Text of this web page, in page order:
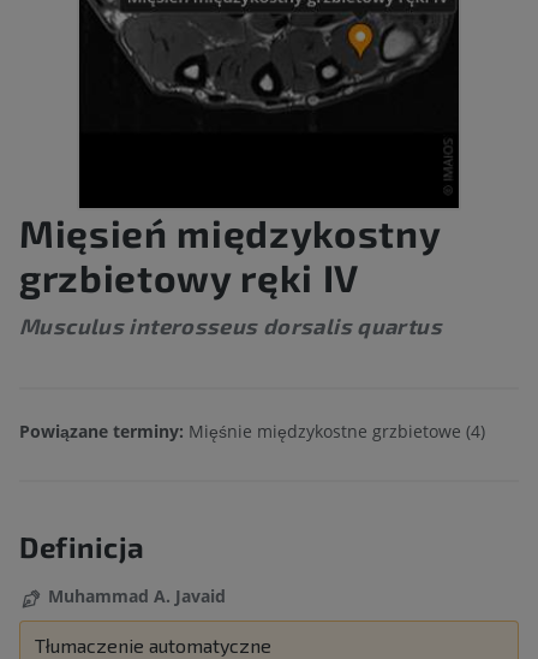
Mięsień międzykostny
grzbietowy ręki IV
Musculus interosseus dorsalis quartus
Powiązane terminy: Mięśnie międzykostne grzbietowe (4)
Definicja
Muhammad A. Javaid
Tłumaczenie automatyczne